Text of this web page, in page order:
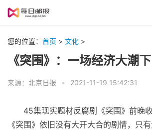
您的位置： 首页 > 文化 >
《突围》：一场经济大潮
来源：北京日报 • 2021-11-19 15:42:31
45集现实题材反腐剧《突围》前晚
《突围》依旧没有大开大合的剧情，只有